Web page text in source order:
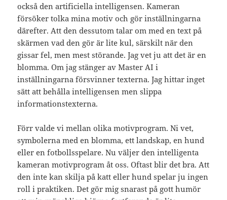
också den artificiella intelligensen. Kameran
försöker tolka mina motiv och gör inställningarna
därefter. Att den dessutom talar om med en text på
skärmen vad den gör är lite kul, särskilt när den
gissar fel, men mest störande. Jag vet ju att det är en
blomma. Om jag stänger av Master AI i
inställningarna försvinner texterna. Jag hittar inget
sätt att behålla intelligensen men slippa
informationstexterna.
Förr valde vi mellan olika motivprogram. Ni vet,
symbolerna med en blomma, ett landskap, en hund
eller en fotbollsspelare. Nu väljer den intelligenta
kameran motivprogram åt oss. Oftast blir det bra. Att
den inte kan skilja på katt eller hund spelar ju ingen
roll i praktiken. Det gör mig snarast på gott humör